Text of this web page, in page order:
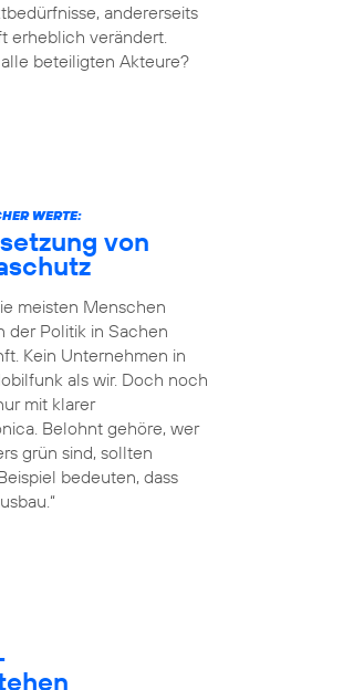
andererseits
erheblich verändert.
beteiligten Akteure?
WERTE:
von
meisten Menschen
der Politik in Sachen
Kein Unternehmen in
als wir. Doch noch
mit klarer
Belohnt gehöre, wer
grün sind, sollten
bedeuten, dass